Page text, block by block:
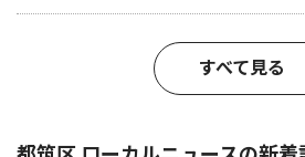
すべて見る